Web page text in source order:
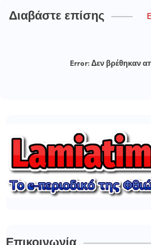
Διαβάστε επίσης
Error:Δεν βρέθηκαν